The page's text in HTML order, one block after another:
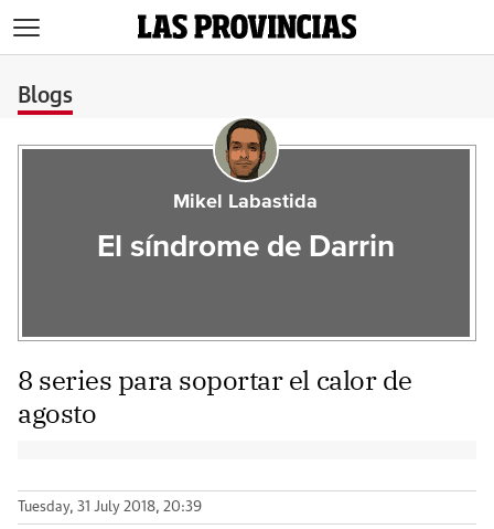
Blogs
Mikel Labastida
El síndrome de Darrin
8 series para soportar el calor de
agosto
Tuesday, 31 July 2018, 20:39